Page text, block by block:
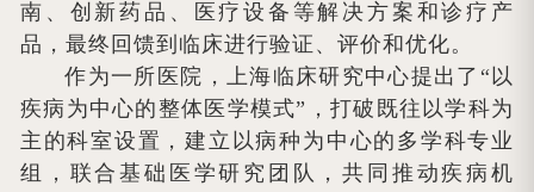
南、创新药品、医疗设备等解决方案和诊疗产
品，最终回馈到临床进行验证、评价和优化。
作为一所医院，上海临床研究中心提出了“以
疾病为中心的整体医学模式”，打破既往以学科为
主的科室设置，建立以病种为中心的多学科专业
组，联合基础医学研究团队，共同推动疾病机